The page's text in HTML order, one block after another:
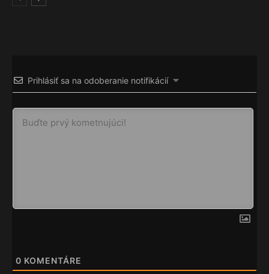
Prihlásiť sa na odoberanie notifikácií
0 KOMENTÁRE